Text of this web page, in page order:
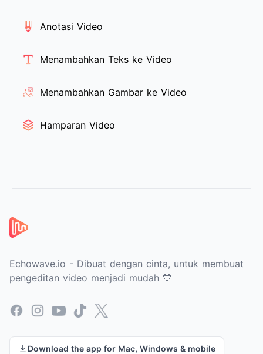
Anotasi Video
Menambahkan Teks ke Video
Menambahkan Gambar ke Video
Hamparan Video
Echowave.io - Dibuat dengan cinta, untuk membuat
pengeditan video menjadi mudah 💙
Facebook
InstagramYouTubeTikTok
X
Download the app for Mac, Windows & mobile